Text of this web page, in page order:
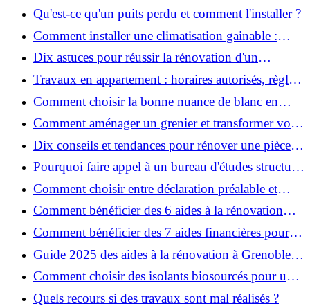
Qu'est-ce qu'un puits perdu et comment l'installer ?
Comment installer une climatisation gainable :
coût, étapes et conseils ?
Dix astuces pour réussir la rénovation d'un
appartement
Travaux en appartement : horaires autorisés, règles
et bonnes pratiques
Comment choisir la bonne nuance de blanc en
décoration et éviter les pièges ?
Comment aménager un grenier et transformer vos
combles en espace habitable ?
Dix conseils et tendances pour rénover une pièce
de la maison
Pourquoi faire appel à un bureau d'études structure
pour garantir la sécurité de vos rénovations ?
Comment choisir entre déclaration préalable et
permis de construire pour vos travaux ?
Comment bénéficier des 6 aides à la rénovation
énergétique à Grenoble ?
Comment bénéficier des 7 aides financières pour la
rénovation énergétique à Voiron ?
Guide 2025 des aides à la rénovation à Grenoble et
Voiron : MaPrimeRénov’, CEE, aides locales
Comment choisir des isolants biosourcés pour une
rénovation écologique ?
Quels recours si des travaux sont mal réalisés ?